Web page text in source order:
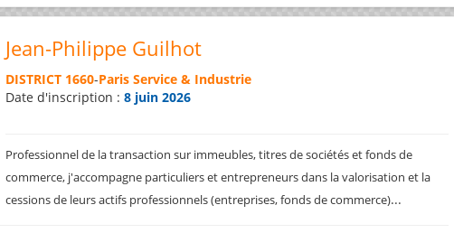
Jean-Philippe Guilhot
DISTRICT 1660-Paris Service & Industrie
Date d'inscription : 8 juin 2026
Professionnel de la transaction sur immeubles, titres de sociétés et fonds de
commerce, j'accompagne particuliers et entrepreneurs dans la valorisation et la
cessions de leurs actifs professionnels (entreprises, fonds de commerce)...